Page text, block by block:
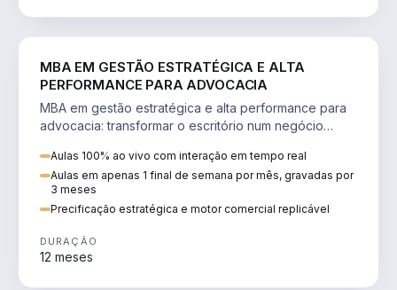
MBA EM GESTÃO ESTRATÉGICA E ALTA
PERFORMANCE PARA ADVOCACIA
MBA em gestão estratégica e alta performance para
advocacia: transformar o escritório num negócio
Aulas 100% ao vivo com interação em tempo real
Aulas em apenas 1 final de semana por mês, gravadas por
3 meses
Precificação estratégica e motor comercial replicável
DURAÇÃO
12 meses